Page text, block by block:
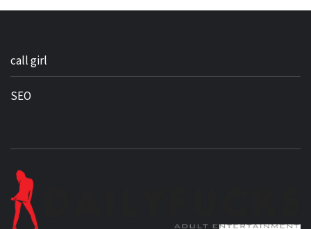
call girl
SEO